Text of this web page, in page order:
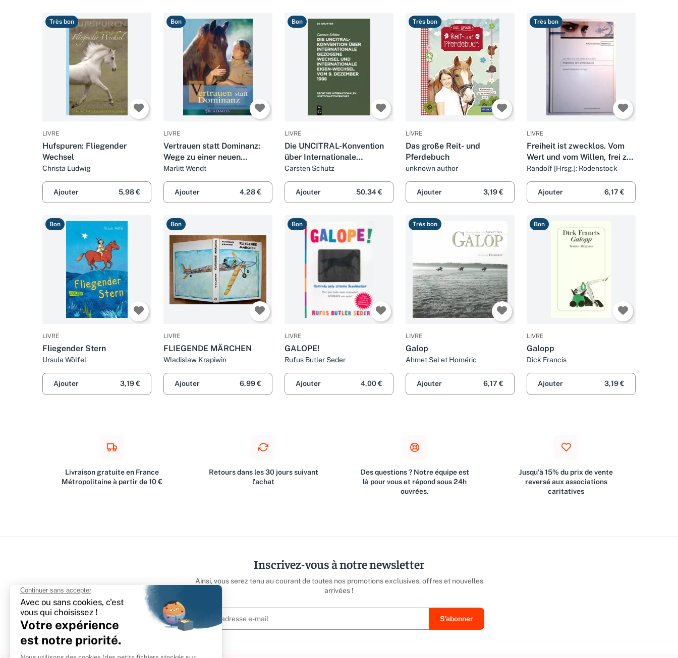
Très bon
LIVRE
Hufspuren: Fliegender
Wechsel
Christa Ludwig
Ajouter 5,98 €
Bon
LIVRE
Vertrauen statt Dominanz:
Wege zu einer neuen
Pferdeethik (Cadmos
Pferdebuch)
Marlitt Wendt
Ajouter 4,28 €
Bon
LIVRE
Die UNCITRAL-Konvention
über Internationale
Gezogene Wechsel und
Internationale Eigen-
Wechsel vom 9. Dezember
1988 (Recht des
Carsten Schütz
Ajouter 50,34 €
Très bon
LIVRE
Das große Reit- und
Pferdebuch
unknown author
Ajouter 3,19 €
Très bon
LIVRE
Freiheit ist zwecklos. Vom
Wert und vom Willen, frei zu
sein,
Randolf [Hrsg.]: Rodenstock
Ajouter 6,17 €
Bon
LIVRE
Fliegender Stern
Ursula Wölfel
Ajouter 3,19 €
Bon
LIVRE
FLIEGENDE MÄRCHEN
Wladislaw Krapiwin
Ajouter 6,99 €
Bon
LIVRE
GALOPE!
Rufus Butler Seder
Ajouter 4,00 €
Très bon
LIVRE
Galop
Ahmet Sel et Homéric
Ajouter 6,17 €
Bon
LIVRE
Galopp
Dick Francis
Ajouter 3,19 €
Livraison gratuite en France
Métropolitaine à partir de 10 €
Retours dans les 30 jours suivant
l'achat
Des questions ? Notre équipe est
là pour vous et répond sous 24h
ouvrées.
Jusqu'à 15% du prix de vente
reversé aux associations
caritatives
Inscrivez-vous à notre newsletter
Ainsi, vous serez tenu au courant de toutes nos promotions exclusives, offres et nouvelles
arrivées !